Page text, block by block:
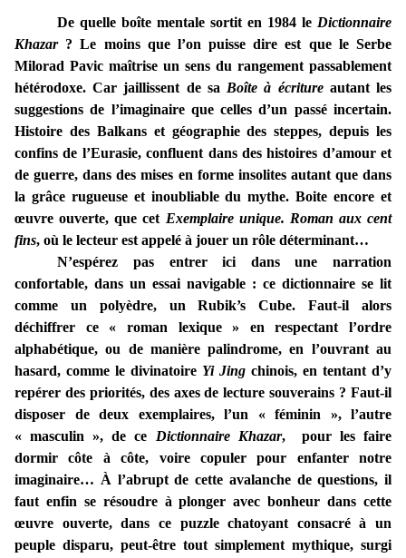
De quelle boîte mentale sortit en 1984 le Dictionnaire
Khazar? Le moins que l’on puisse dire est que le Serbe
Milorad Pavic maîtrise un sens du rangement passablement
hétérodoxe. Car jaillissent de sa Boîte à écritureautant les
suggestions de l’imaginaire que celles d’un passé incertain.
Histoire des Balkans et géographie des steppes, depuis les
confins de l’Eurasie, confluent dans des histoires d’amour et
de guerre, dans des mises en forme insolites autant que dans
la grâce rugueuse et inoubliable du mythe.Boite encore et
œuvre ouverte, que cet Exemplaire unique. Roman aux cent
fins, où le lecteur est appelé à jouer un rôle déterminant…
N’espérez pas entrer ici dans une narration
confortable, dans un essai navigable : ce dictionnaire se lit
comme un polyèdre, un Rubik’s Cube. Faut-il alors
déchiffrer ce « roman lexique » en respectant l’ordre
alphabétique, ou de manière palindrome, en l’ouvrant au
hasard, comme le divinatoire Yi Jing chinois, en tentant d’y
repérer des priorités, des axes de lecture souverains ? Faut-il
disposer de deux exemplaires, l’un « féminin », l’autre
« masculin », de ce Dictionnaire Khazar, pour les faire
dormir côte à côte, voire copuler pour enfanter notre
imaginaire… À l’abrupt de cette avalanche de questions, il
faut enfin se résoudre à plonger avec bonheur dans cette
œuvre ouverte, dans ce puzzle chatoyant consacré à un
peuple disparu, peut-être tout simplement mythique, surgi